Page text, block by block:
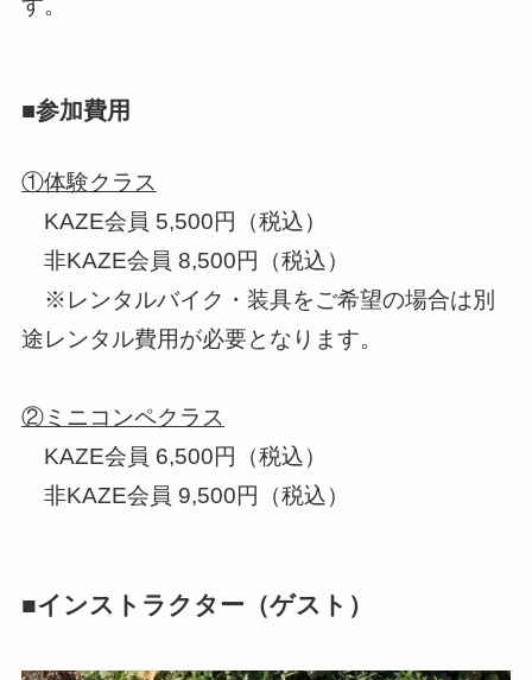
す。
■参加費用
①体験クラス
KAZE会員 5,500円（税込）
非KAZE会員 8,500円（税込）
※レンタルバイク・装具をご希望の場合は別
途レンタル費用が必要となります。
②ミニコンペクラス
KAZE会員 6,500円（税込）
非KAZE会員 9,500円（税込）
■インストラクター（ゲスト）